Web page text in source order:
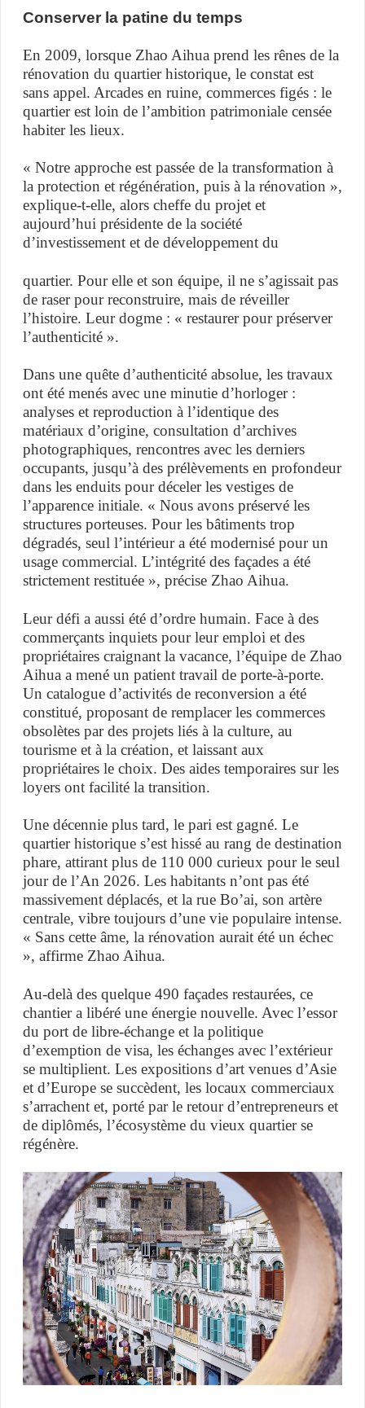
Conserver la patine du temps
En 2009, lorsque Zhao Aihua prend les rênes de la
rénovation du quartier historique, le constat est
sans appel. Arcades en ruine, commerces figés : le
quartier est loin de l’ambition patrimoniale censée
habiter les lieux.
« Notre approche est passée de la transformation à
la protection et régénération, puis à la rénovation »,
explique-t-elle, alors cheffe du projet et
aujourd’hui présidente de la société
d’investissement et de développement du
quartier. Pour elle et son équipe, il ne s’agissait pas
de raser pour reconstruire, mais de réveiller
l’histoire. Leur dogme : « restaurer pour préserver
l’authenticité ».
Dans une quête d’authenticité absolue, les travaux
ont été menés avec une minutie d’horloger :
analyses et reproduction à l’identique des
matériaux d’origine, consultation d’archives
photographiques, rencontres avec les derniers
occupants, jusqu’à des prélèvements en profondeur
dans les enduits pour déceler les vestiges de
l’apparence initiale. « Nous avons préservé les
structures porteuses. Pour les bâtiments trop
dégradés, seul l’intérieur a été modernisé pour un
usage commercial. L’intégrité des façades a été
strictement restituée », précise Zhao Aihua.
Leur défi a aussi été d’ordre humain. Face à des
commerçants inquiets pour leur emploi et des
propriétaires craignant la vacance, l’équipe de Zhao
Aihua a mené un patient travail de porte-à-porte.
Un catalogue d’activités de reconversion a été
constitué, proposant de remplacer les commerces
obsolètes par des projets liés à la culture, au
tourisme et à la création, et laissant aux
propriétaires le choix. Des aides temporaires sur les
loyers ont facilité la transition.
Une décennie plus tard, le pari est gagné. Le
quartier historique s’est hissé au rang de destination
phare, attirant plus de 110 000 curieux pour le seul
jour de l’An 2026. Les habitants n’ont pas été
massivement déplacés, et la rue Bo’ai, son artère
centrale, vibre toujours d’une vie populaire intense.
« Sans cette âme, la rénovation aurait été un échec
», affirme Zhao Aihua.
Au-delà des quelque 490 façades restaurées, ce
chantier a libéré une énergie nouvelle. Avec l’essor
du port de libre-échange et la politique
d’exemption de visa, les échanges avec l’extérieur
se multiplient. Les expositions d’art venues d’Asie
et d’Europe se succèdent, les locaux commerciaux
s’arrachent et, porté par le retour d’entrepreneurs et
de diplômés, l’écosystème du vieux quartier se
régénère.